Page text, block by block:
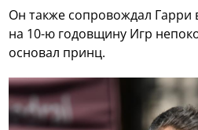
Он также сопровождал Гарри
на 10-ю годовщину Игр
основал принц.